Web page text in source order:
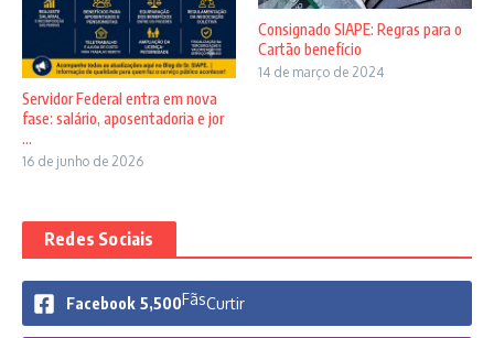
Servidor Federal entra em nova
fase: salário, aposentadoria e jor
...
16 de junho de 2026
Consignado SIAPE: Regras para o
Cartão benefício
14 de março de 2024
Redes Sociais
Facebook 5,500FãsCurtir